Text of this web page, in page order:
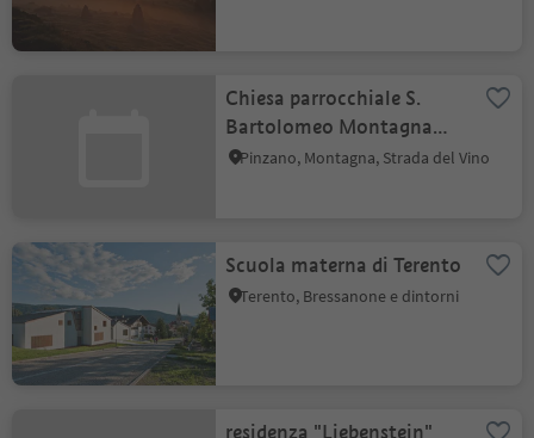
Chiesa parrocchiale S.
Bartolomeo Montagna
s.S.d.V.
Pinzano, Montagna, Strada del Vino
Scuola materna di Terento
Terento, Bressanone e dintorni
residenza "Liebenstein"